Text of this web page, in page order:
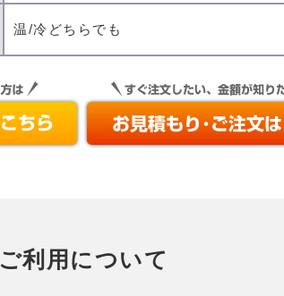
温/冷どちらでも
ご利用について